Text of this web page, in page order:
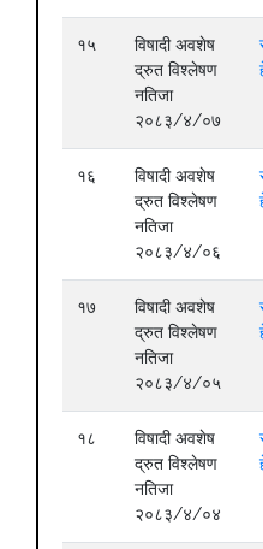
१५
विषादी अवशेष
द्रुत विश्लेषण
नतिजा
२०८३/४/०७
१६
विषादी अवशेष
द्रुत विश्लेषण
नतिजा
२०८३/४/०६
१७
विषादी अवशेष
द्रुत विश्लेषण
नतिजा
२०८३/४/०५
१८
विषादी अवशेष
द्रुत विश्लेषण
नतिजा
२०८३/४/०४